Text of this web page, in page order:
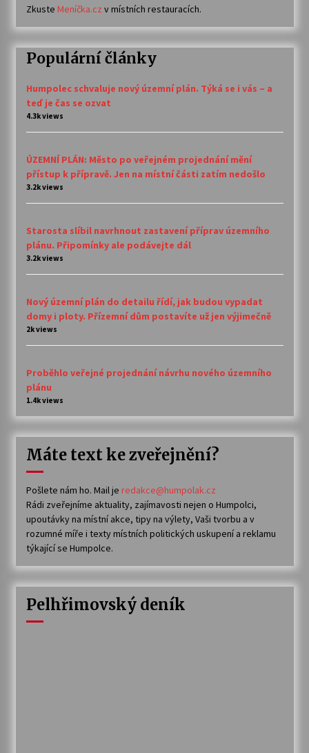
Zkuste Meníčka.cz v místních restauracích.
Populární články
Humpolec schvaluje nový územní plán. Týká se i vás – a
teď je čas se ozvat
4.3k views
ÚZEMNÍ PLÁN: Město po veřejném projednání mění
přístup k přípravě. Jen na místní části zatím nedošlo
3.2k views
Starosta slíbil navrhnout zastavení příprav územního
plánu. Připomínky ale podávejte dál
3.2k views
Nový územní plán do detailu řídí, jak budou vypadat
domy i ploty. Přízemní dům postavíte už jen výjimečně
2k views
Proběhlo veřejné projednání návrhu nového územního
plánu
1.4k views
Máte text ke zveřejnění?
Pošlete nám ho. Mail je redakce@humpolak.cz
Rádi zveřejníme aktuality, zajímavosti nejen o Humpolci,
upoutávky na místní akce, tipy na výlety, Vaši tvorbu a v
rozumné míře i texty místních politických uskupení a reklamu
týkající se Humpolce.
Pelhřimovský deník